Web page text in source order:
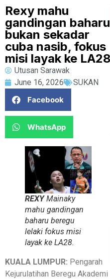
Rexy mahu
gandingan baharu
bukan sekadar
cuba nasib, fokus
misi layak ke LA28
Utusan Sarawak
June 16, 2026
SUKAN
Facebook
WhatsApp
REXYMainaky
mahu gandingan
baharu beregu
lelaki fokus misi
layak ke LA28.
KUALA LUMPUR: Pengarah
Kejurulatihan Beregu Akademi